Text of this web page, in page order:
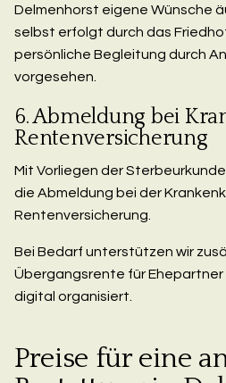
Delmenhorst eigene Wünsche
selbst erfolgt durch das
persönliche Begleitung durch
vorgesehen.
6. Abmeldung bei
Rentenversicherung
Mit Vorliegen der
die Abmeldung bei der
Rentenversicherung.
Bei Bedarf unterstützen wir
Übergangsrente für Ehepartner
digital organisiert.
Preise für eine